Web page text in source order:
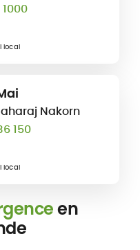
local
Nakorn
150
local
en